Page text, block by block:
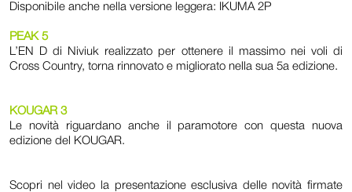
Disponibile anche nella versione leggera: IKUMA 2P
PEAK 5
L’EN D di Niviuk realizzato per ottenere il massimo nei voli di
Cross Country, torna rinnovato e migliorato nella sua 5a edizione.
KOUGAR 3
Le novità riguardano anche il paramotore con questa nuova
edizione del KOUGAR.
Scopri nel video la presentazione esclusiva delle novità firmate